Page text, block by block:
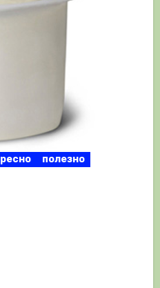
полезно